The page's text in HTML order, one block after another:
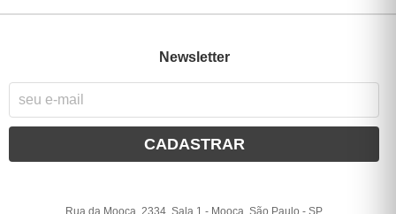
Newsletter
CADASTRAR
Rua da Mooca, 2334, Sala 1 - Mooca, São Paulo -SP